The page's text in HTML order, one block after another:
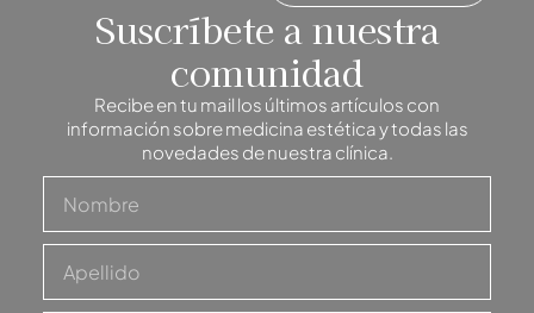
Suscríbete a nuestra
comunidad
Recibe en tu mail los últimos artículos con
información sobre medicina estética y todas las
novedades de nuestra clínica.